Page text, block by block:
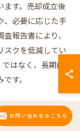
ます。売却成立後
、必要に応じた手
報告書により、
スクを低減してい
はなく、長期的
す。
対応力
が、だんらん住宅
お問い合わせはこちら